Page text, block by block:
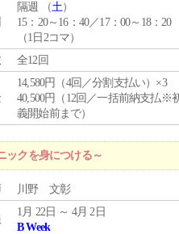
隔週 （土）
15：20～16：40／17：00～18：20
（1日2コマ）
全12回
14,580円（4回／分割支払い）×3
40,500円（12回／一括前納支払※
義開始前まで）
クを身につける～
川野 文彰
1月 22日 ～ 4月 2日
B Week